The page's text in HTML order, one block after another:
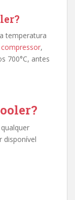
temperatura
,
700°C, antes
disponível